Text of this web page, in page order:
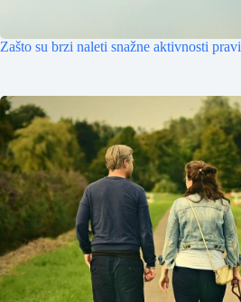
Zašto su brzi naleti snažne aktivnosti pravi